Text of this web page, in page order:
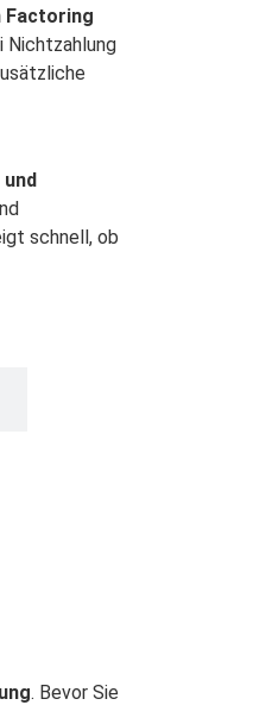
Factoring
Nichtzahlung
schnell, ob
. Bevor Sie